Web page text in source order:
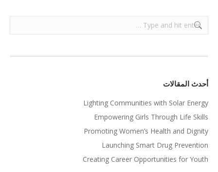
Search:
أحدث المقالات
Lighting Communities with Solar Energy
Empowering Girls Through Life Skills
Promoting Women’s Health and Dignity
Launching Smart Drug Prevention
Creating Career Opportunities for Youth